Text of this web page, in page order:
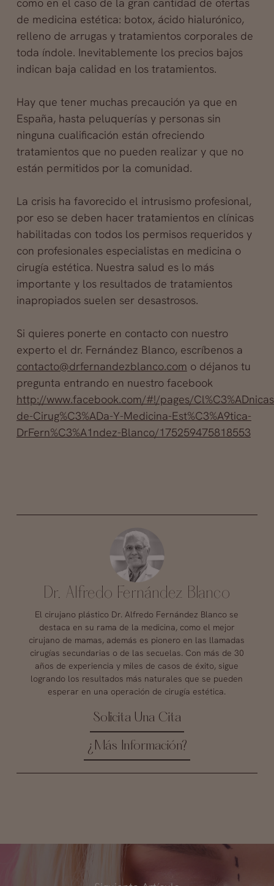
de medicina estética: botox, ácido hialurónico,
relleno de arrugas y tratamientos corporales de
toda índole. Inevitablemente los precios bajos
indican baja calidad en los tratamientos.
Hay que tener muchas precaución ya que en
España, hasta peluquerías y personas sin
ninguna cualificación están ofreciendo
tratamientos que no pueden realizar y que no
están permitidos por la comunidad.
La crisis ha favorecido el intrusismo profesional,
por eso se deben hacer tratamientos en clínicas
habilitadas con todos los permisos requeridos y
con profesionales especialistas en medicina o
cirugía estética. Nuestra salud es lo más
importante y los resultados de tratamientos
inapropiados suelen ser desastrosos.
Si quieres ponerte en contacto con nuestro
experto el dr. Fernández Blanco, escríbenos a
contacto@drfernandezblanco.com o déjanos tu
pregunta entrando en nuestro facebook
http://www.facebook.com/#!/pages/
de-Cirug%C3%ADa-Y-Medicina-Est%C3%A9tica-
DrFern%C3%A1ndez-Blanco/175259475818553
Dr. Alfredo Fernández Blanco
El cirujano plástico Dr. Alfredo Fernández Blanco se
destaca en su rama de la medicina, como el mejor
cirujano de mamas, además es pionero en las llamadas
cirugías secundarias o de las secuelas. Con más de 30
años de experiencia y miles de casos de éxito, sigue
logrando los resultados más naturales que se pueden
esperar en una operación de cirugía estética.
Solicita Una Cita
¿Más Información?